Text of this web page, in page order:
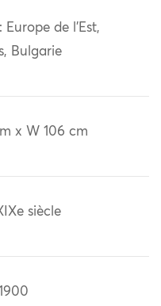
Europe de l'Est,
Bulgarie
x W 106 cm
siècle